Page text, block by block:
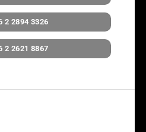
2 2894 3326
2 2621 8867